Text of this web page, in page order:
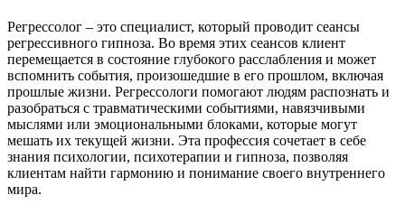
Регрессолог – это специалист, который проводит сеансы
регрессивного гипноза. Во время этих сеансов клиент
перемещается в состояние глубокого расслабления и может
вспомнить события, произошедшие в его прошлом, включая
прошлые жизни. Регрессологи помогают людям распознать и
разобраться с травматическими событиями, навязчивыми
мыслями или эмоциональными блоками, которые могут
мешать их текущей жизни. Эта профессия сочетает в себе
знания психологии, психотерапии и гипноза, позволяя
клиентам найти гармонию и понимание своего внутреннего
мира.